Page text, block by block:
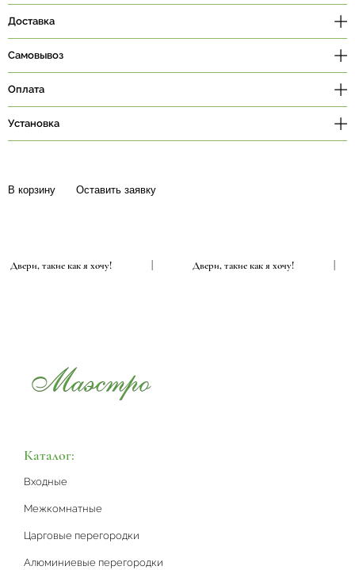
Доставка
Самовывоз
Оплата
Установка
В корзину Оставить заявку
Двери, такие как я хочу! Двери, такие как я хочу!
Каталог:
Входные
Межкомнатные
Царговые перегородки
Алюминиевые перегородки